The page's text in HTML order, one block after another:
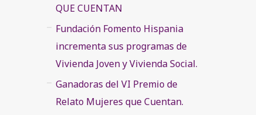
QUE CUENTAN
Fundación Fomento Hispania
incrementa sus programas de
Vivienda Joven y Vivienda Social.
Ganadoras del VI Premio de
Relato Mujeres que Cuentan.